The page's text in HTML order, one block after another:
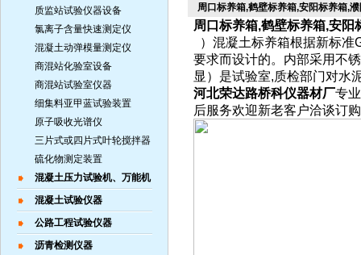
质监站试验仪器设备
氯离子含量快速测定仪
混凝土动弹模量测定仪
商混站化验室设备
商混站试验室仪器
细集料亚甲蓝试验装置
原子吸收光谱仪
三片式或四片式叶轮搅拌器
硫化物测定装置
混凝土压力试验机、万能机
混凝土试验仪器
公路工程试验仪器
沥青检测仪器
周口标养箱,鹤壁标养箱,安阳标养箱,
周口标养箱,鹤壁标养箱,安
）混凝土标养箱根据新标
要求而设计的。内部采用不
显）是试验室,质检部门对水
河北荣达路桥科仪器材厂专
后服务欢迎新老客户洽谈订